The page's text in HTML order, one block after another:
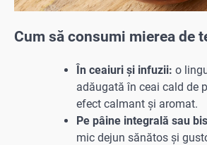
Cum să consumi mierea de
În ceaiuri și infuzii: o
adăugată în ceai cald de
efect calmant și aromat.
Pe pâine integrală sau
mic dejun sănătos și